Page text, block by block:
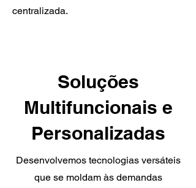
centralizada.
Soluções
Multifuncionais e
Personalizadas
Desenvolvemos tecnologias versáteis
que se moldam às demandas